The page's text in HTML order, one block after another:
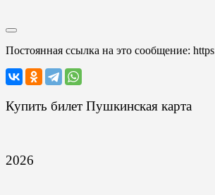
Постоянная ссылка на это сообщение:
Купить билет Пушкинская карта
2026